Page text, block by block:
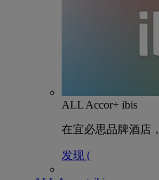
ALL Accor+ ibis
在宜必思品牌酒店，
发现 (